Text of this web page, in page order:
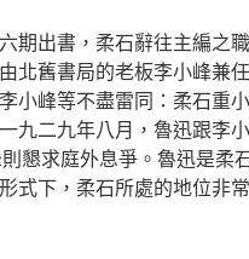
期出書，柔石辭往主編之
北舊書局的老板李小峰兼
小峰等不盡雷同：柔石重
九二九年八月，魯迅跟李
懇求庭外息爭。魯迅是柔
式下，柔石所處的地位非